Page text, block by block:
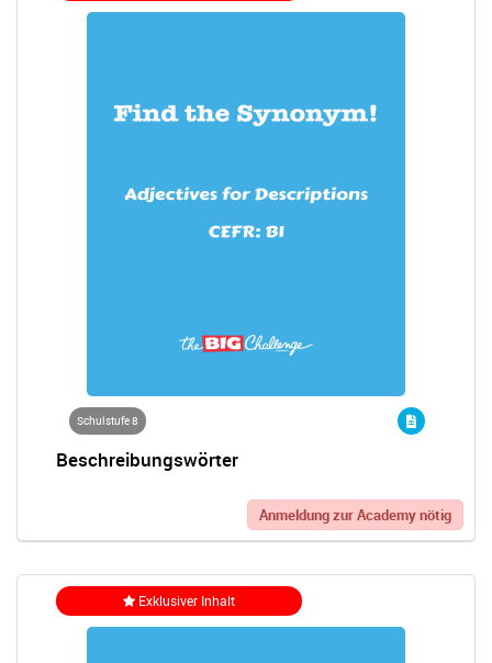
Schulstufe 8
Beschreibungswörter
Anmeldung zur Academy nötig
Exklusiver Inhalt